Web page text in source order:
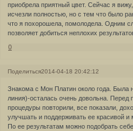
приобрела приятный цвет. Сейчас я
исчезли полностью, но с тем что было
что я похорошела, помолодела. Одним
позволяет добиться неплохих
0
Поделиться2014-04-18 20:42:12
Знакома с Мон Платин около года. Была
линия)-осталась очень довольна.
процедуры повторили, все показали,
улучшать и поддерживать ее красивой и
По ее результатам можно подобрать